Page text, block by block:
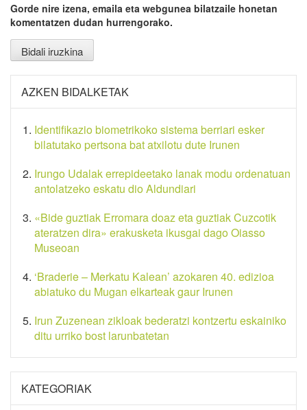
Gorde nire izena, emaila eta webgunea bilatzaile honetan
komentatzen dudan hurrengorako.
AZKEN BIDALKETAK
Identifikazio biometrikoko sistema berriari esker
bilatutako pertsona bat atxilotu dute Irunen
Irungo Udalak errepideetako lanak modu ordenatuan
antolatzeko eskatu dio Aldundiari
«Bide guztiak Erromara doaz eta guztiak Cuzcotik
ateratzen dira» erakusketa ikusgai dago Oiasso
Museoan
‘Braderie – Merkatu Kalean’ azokaren 40. edizioa
abiatuko du Mugan elkarteak gaur Irunen
Irun Zuzenean zikloak bederatzi kontzertu eskainiko
ditu urriko bost larunbatetan
KATEGORIAK